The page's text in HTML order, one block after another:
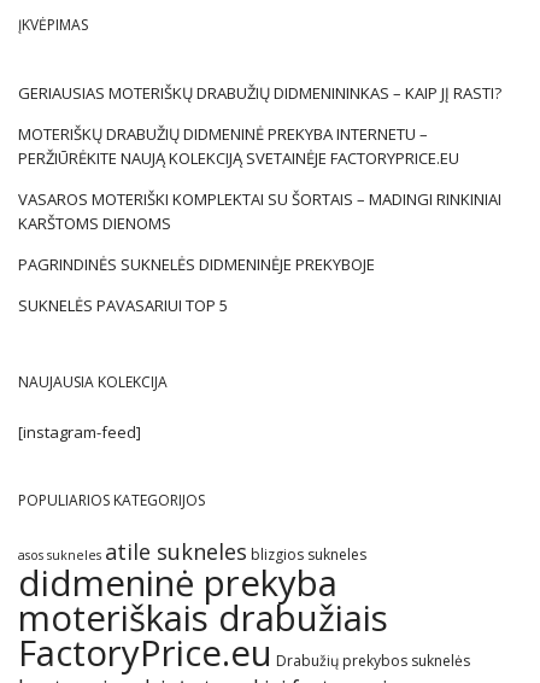
ĮKVĖPIMAS
GERIAUSIAS MOTERIŠKŲ DRABUŽIŲ DIDMENININKAS – KAIP JĮ RASTI?
MOTERIŠKŲ DRABUŽIŲ DIDMENINĖ PREKYBA INTERNETU –
PERŽIŪRĖKITE NAUJĄ KOLEKCIJĄ SVETAINĖJE FACTORYPRICE.EU
VASAROS MOTERIŠKI KOMPLEKTAI SU ŠORTAIS – MADINGI RINKINIAI
KARŠTOMS DIENOMS
PAGRINDINĖS SUKNELĖS DIDMENINĖJE PREKYBOJE
SUKNELĖS PAVASARIUI TOP 5
NAUJAUSIA KOLEKCIJA
[instagram-feed]
POPULIARIOS KATEGORIJOS
asos sukneles atile sukneles blizgios sukneles
didmeninė prekyba
moteriškais drabužiais
FactoryPrice.eu Drabužių prekybos suknelės